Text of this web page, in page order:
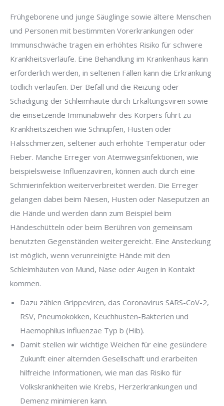
Frühgeborene und junge Säuglinge sowie ältere Menschen
und Personen mit bestimmten Vorerkrankungen oder
Immunschwäche tragen ein erhöhtes Risiko für schwere
Krankheitsverläufe. Eine Behandlung im Krankenhaus kann
erforderlich werden, in seltenen Fällen kann die Erkrankung
tödlich verlaufen. Der Befall und die Reizung oder
Schädigung der Schleimhäute durch Erkältungsviren sowie
die einsetzende Immunabwehr des Körpers führt zu
Krankheitszeichen wie Schnupfen, Husten oder
Halsschmerzen, seltener auch erhöhte Temperatur oder
Fieber. Manche Erreger von Atemwegsinfektionen, wie
beispielsweise Influenzaviren, können auch durch eine
Schmierinfektion weiterverbreitet werden. Die Erreger
gelangen dabei beim Niesen, Husten oder Naseputzen an
die Hände und werden dann zum Beispiel beim
Händeschütteln oder beim Berühren von gemeinsam
benutzten Gegenständen weitergereicht. Eine Ansteckung
ist möglich, wenn verunreinigte Hände mit den
Schleimhäuten von Mund, Nase oder Augen in Kontakt
kommen.
Dazu zählen Grippeviren, das Coronavirus SARS-CoV-2,
RSV, Pneumokokken, Keuchhusten-Bakterien und
Haemophilus influenzae Typ b (Hib).
Damit stellen wir wichtige Weichen für eine gesündere
Zukunft einer alternden Gesellschaft und erarbeiten
hilfreiche Informationen, wie man das Risiko für
Volkskrankheiten wie Krebs, Herzerkrankungen und
Demenz minimieren kann.